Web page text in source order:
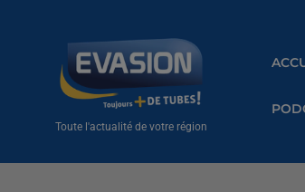
Toute l'actualité de votre région